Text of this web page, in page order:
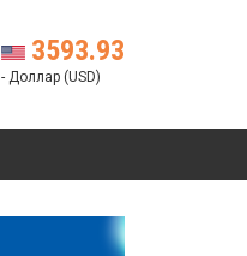
3593.93
- Доллар (USD)